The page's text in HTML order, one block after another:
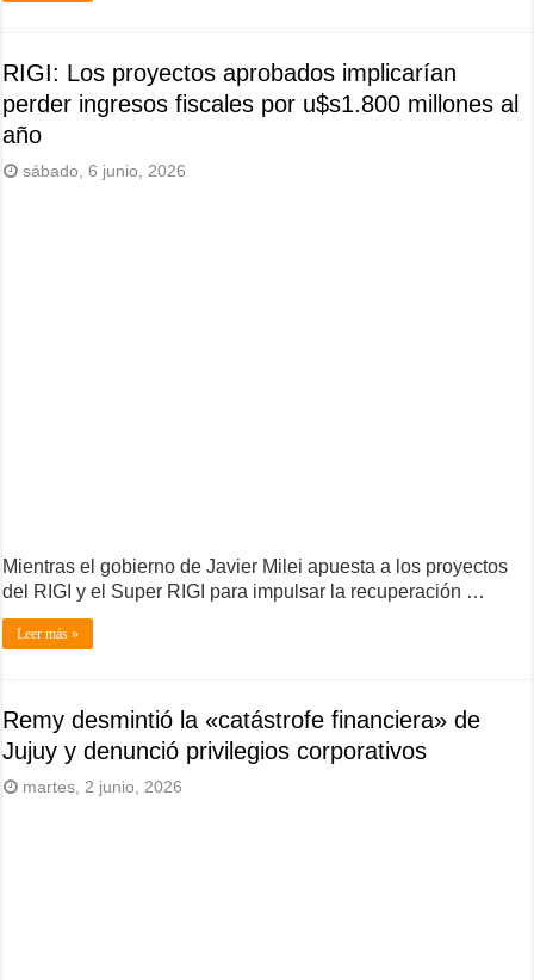
RIGI: Los proyectos aprobados implicarían
perder ingresos fiscales por u$s1.800 millones al
año
sábado, 6 junio, 2026
Mientras el gobierno de Javier Milei apuesta a los proyectos
del RIGI y el Super RIGI para impulsar la recuperación …
Leer más »
Remy desmintió la «catástrofe financiera» de
Jujuy y denunció privilegios corporativos
martes, 2 junio, 2026